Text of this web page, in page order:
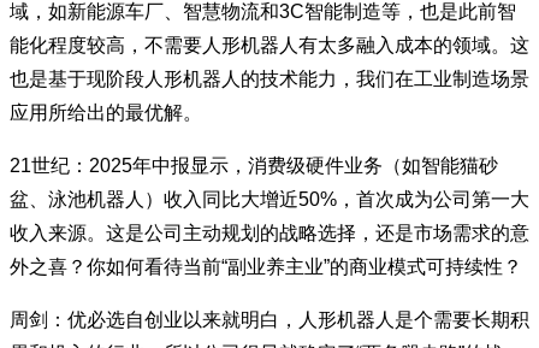
域，如新能源车厂、智慧物流和3C智能制造等，也是此前智
能化程度较高，不需要人形机器人有太多融入成本的领域。这
也是基于现阶段人形机器人的技术能力，我们在工业制造场景
应用所给出的最优解。
21世纪：2025年中报显示，消费级硬件业务（如智能猫砂
盆、泳池机器人）收入同比大增近50%，首次成为公司第一大
收入来源。这是公司主动规划的战略选择，还是市场需求的意
外之喜？你如何看待当前“副业养主业”的商业模式可持续性？
周剑：优必选自创业以来就明白，人形机器人是个需要长期积